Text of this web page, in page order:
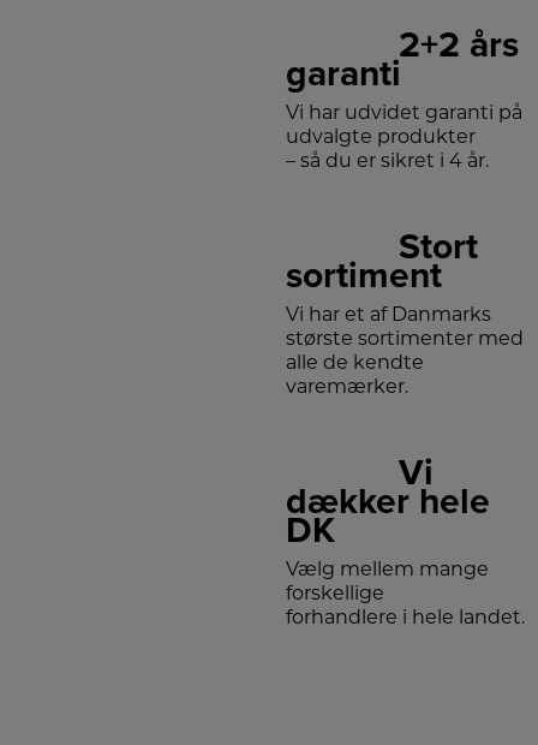
2+2 års
garanti
Vi har udvidet garanti på
udvalgte produkter
– så du er sikret i 4 år.
Stort
sortiment
Vi har et af Danmarks
største sortimenter med
alle de kendte
varemærker.
Vi
dækker hele
DK
Vælg mellem mange
forskellige
forhandlere i hele landet.